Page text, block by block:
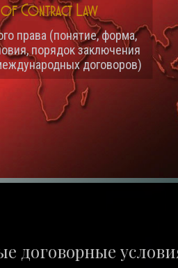
of Contract Law
права (понятие, форма,
порядок заключения
договоров)
Manufacturing
производство
договорные